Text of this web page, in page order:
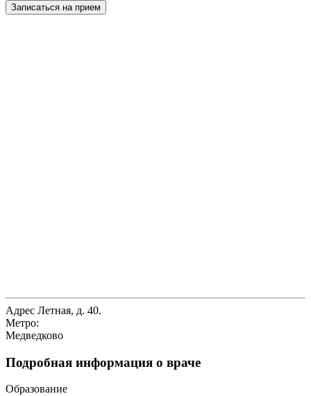
Записаться на прием
Адрес Летная, д. 40.
Метро:
Медведково
Подробная информация о враче
Образование